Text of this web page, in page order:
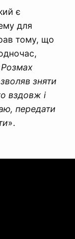
є
для
тому, що
Розмах
зняти
вздовж і
передати
».